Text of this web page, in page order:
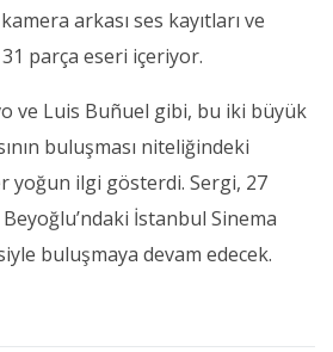
arkası ses kayıtları ve
parça eseri içeriyor.
ve Luis Buñuel gibi, bu iki büyük
buluşması niteliğindeki
yoğun ilgi gösterdi. Sergi, 27
İstanbul Sinema
buluşmaya devam edecek.